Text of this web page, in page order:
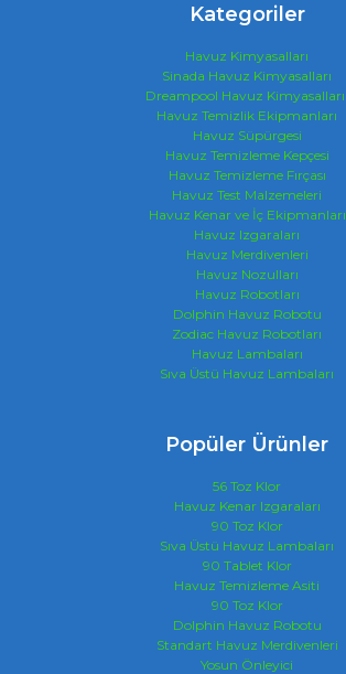
Kategoriler
Havuz Kimyasalları
Sinada Havuz Kimyasalları
Dreampool Havuz Kimyasalları
Havuz Temizlik Ekipmanları
Havuz Süpürgesi
Havuz Temizleme Kepçesi
Havuz Temizleme Fırçası
Havuz Test Malzemeleri
Havuz Kenar ve İç Ekipmanları
Havuz Izgaraları
Havuz Merdivenleri
Havuz Nozulları
Havuz Robotları
Dolphin Havuz Robotu
Zodiac Havuz Robotları
Havuz Lambaları
Sıva Üstü Havuz Lambaları
Popüler Ürünler
56 Toz Klor
Havuz Kenar Izgaraları
90 Toz Klor
Sıva Üstü Havuz Lambaları
90 Tablet Klor
Havuz Temizleme Asiti
90 Toz Klor
Dolphin Havuz Robotu
Standart Havuz Merdivenleri
Yosun Önleyici